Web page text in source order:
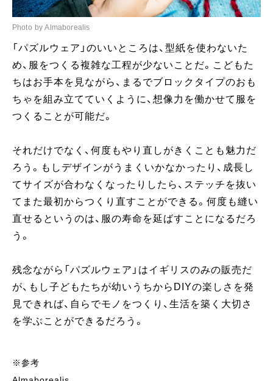
Photo by Almaborealis
「パズルウェア」のいいところは、型紙を使わないた
め、服をつくる複雑な工程が少ないことだ。こどもた
ちはお手本を見ながら、まるでブロックタイプのおも
ちゃを組み立てていくように、想像力を働かせて服を
つくることが可能だ。
それだけでなく、何度もやり直しがきくことも魅力だ
ろう。もしデザインがうまくいかなかったり、成長し
てサイズが合わなくなったりしたら、ステッチを抜い
てまた最初からつくり直すことができる。何度も縫い
直せるというのは、服の寿命を延ばすことになるだろ
う。
残念ながら「パズルウェア」はイギリスのみの販売だ
が、もし子どもたちが幼いうちからDIYの楽しさを発
見できれば、自らでモノをつくり、生活を築く大切さ
を学ぶことができるだろう。
※参考